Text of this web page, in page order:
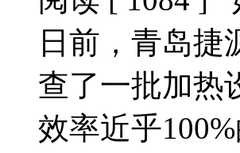
日前，青岛
查了一批加热
效率近乎